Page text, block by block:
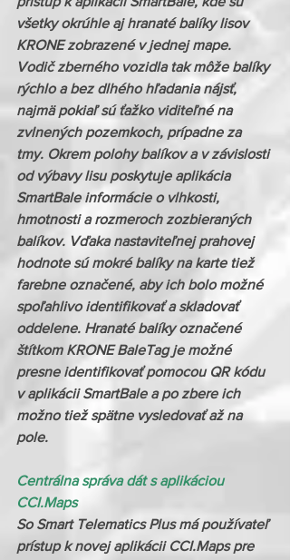
všetky okrúhle aj hranaté balíky lisov
KRONE zobrazené v jednej mape.
Vodič zberného vozidla tak môže balíky
rýchlo a bez dlhého hľadania nájsť,
najmä pokiaľ sú ťažko viditeľné na
zvlnených pozemkoch, prípadne za
tmy. Okrem polohy balíkov a v závislosti
od výbavy lisu poskytuje aplikácia
SmartBale informácie o vlhkosti,
hmotnosti a rozmeroch zozbieraných
balíkov. Vďaka nastaviteľnej prahovej
hodnote sú mokré balíky na karte tiež
farebne označené, aby ich bolo možné
spoľahlivo identifikovať a skladovať
oddelene. Hranaté balíky označené
štítkom KRONE BaleTag je možné
presne identifikovať pomocou QR kódu
v aplikácii SmartBale a po zbere ich
možno tiež spätne vysledovať až na
pole.
Centrálna správa dát s aplikáciou
CCI.Maps
So Smart Telematics Plus má používateľ
prístup k novej aplikácii CCI.Maps pre